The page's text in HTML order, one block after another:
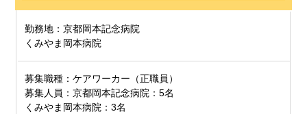
勤務地：京都岡本記念病院
くみやま岡本病院
募集職種：ケアワーカー（正職員）
募集人員：京都岡本記念病院：5名
くみやま岡本病院：3名